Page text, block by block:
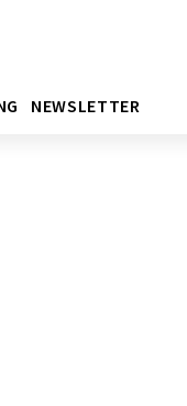
NEWSLETTER